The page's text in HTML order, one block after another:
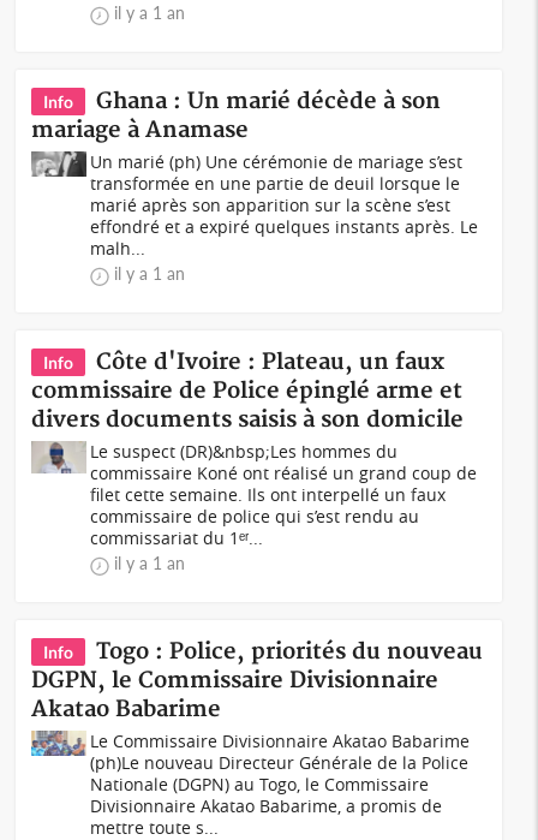
il y a 1 an
Info
Ghana : Un marié décède à son
mariage à Anamase
Un marié (ph) Une cérémonie de mariage s’est
transformée en une partie de deuil lorsque le
marié après son apparition sur la scène s’est
effondré et a expiré quelques instants après. Le
malh...
il y a 1 an
Info
Côte d'Ivoire : Plateau, un faux
commissaire de Police épinglé arme et
divers documents saisis à son domicile
Le suspect (DR)&nbsp;Les hommes du
commissaire Koné ont réalisé un grand coup de
filet cette semaine. Ils ont interpellé un faux
commissaire de police qui s’est rendu au
commissariat du 1ᵉʳ...
il y a 1 an
Info
Togo : Police, priorités du nouveau
DGPN, le Commissaire Divisionnaire
Akatao Babarime
Le Commissaire Divisionnaire Akatao Babarime
(ph)Le nouveau Directeur Générale de la Police
Nationale (DGPN) au Togo, le Commissaire
Divisionnaire Akatao Babarime, a promis de
mettre toute s...